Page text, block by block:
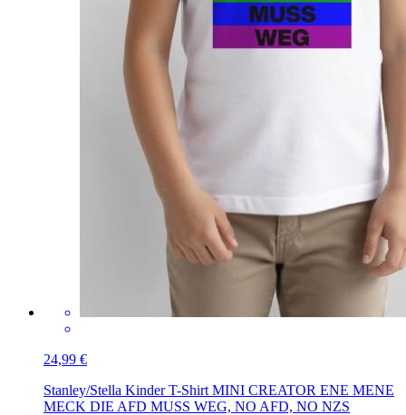
24,99 €
Stanley/Stella Kinder T-Shirt MINI CREATOR ENE MENE
MECK DIE AFD MUSS WEG, NO AFD, NO NZS